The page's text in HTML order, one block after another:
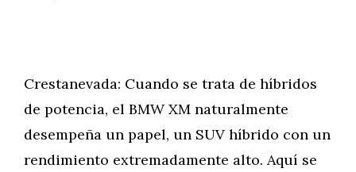
Crestanevada: Cuando se trata de híbridos
de potencia, el BMW XM naturalmente
desempeña un papel, un SUV híbrido con un
rendimiento extremadamente alto. Aquí se